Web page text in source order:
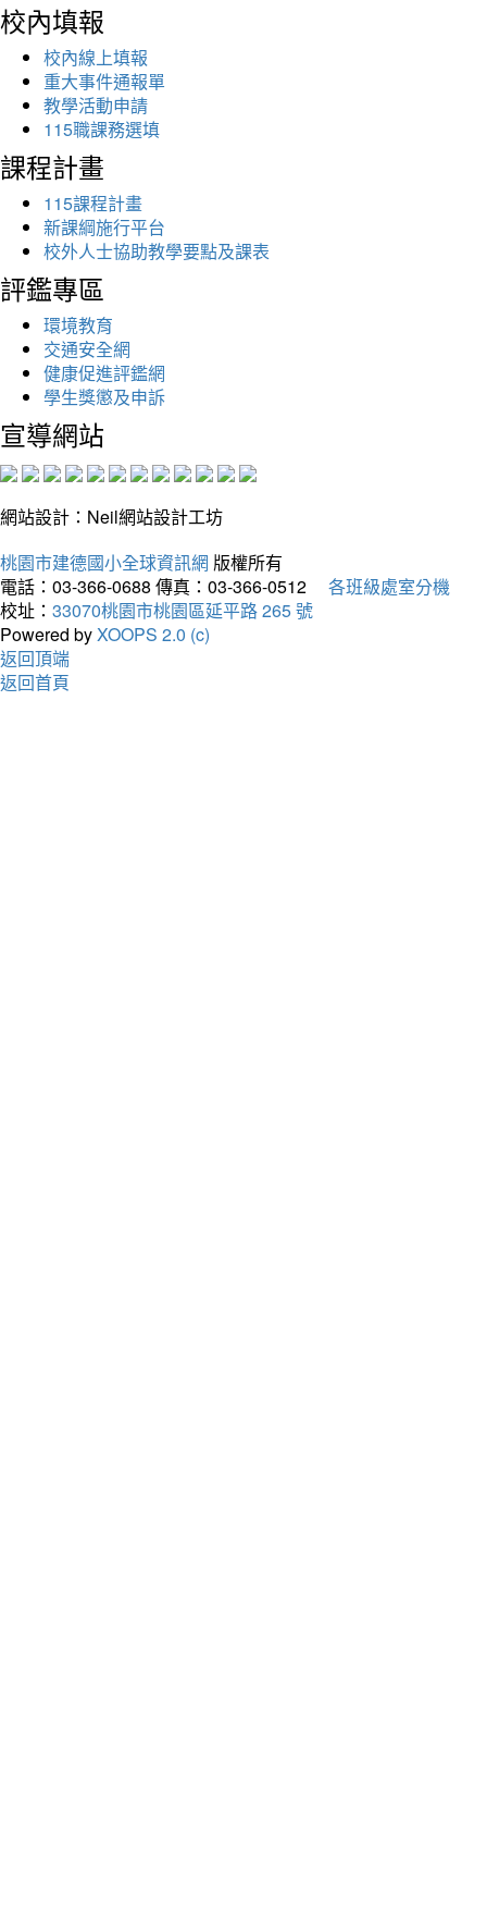
校內填報
校內線上填報
重大事件通報單
教學活動申請
115職課務選填
課程計畫
115課程計畫
新課綱施行平台
校外人士協助教學要點及課表
評鑑專區
環境教育
交通安全網
健康促進評鑑網
學生獎懲及申訴
宣導網站
網站設計：Neil網站設計工坊
桃園市建德國小全球資訊網 版權所有
電話：03-366-0688 傳真：03-366-0512
各班級處室分機
校址： 33070桃園市桃園區延平路 265 號
Powered byXOOPS 2.0 (c)
返回頂端
返回首頁